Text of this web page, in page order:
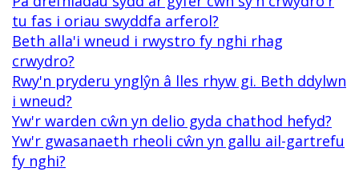
tu fas i oriau swyddfa arferol?
Beth alla'i wneud i rwystro fy nghi rhag
crwydro?
Rwy'n pryderu ynglŷn â lles rhyw gi. Beth ddylwn
i wneud?
Yw'r warden cŵn yn delio gyda chathod hefyd?
Yw'r gwasanaeth rheoli cŵn yn gallu ail-gartrefu
fy nghi?